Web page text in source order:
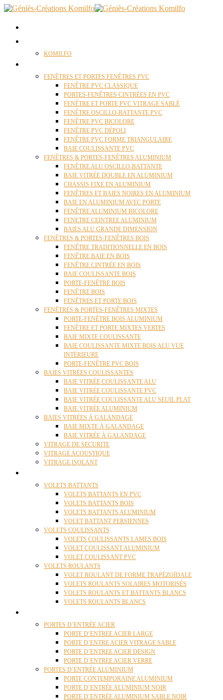
KOMILFO
FENÊTRES ET PORTES FENÊTRES PVC
FENÊTRE PVC CLASSIQUE
PORTES-FENÊTRES CINTRÉES EN PVC
FENÊTRE ET PORTE PVC VITRAGE SABLÉ
FENÊTRE OSCILLO-BATTANTE PVC
FENÊTRE PVC BICOLORE
FENÊTRE PVC DÉPOLI
FENÊTRE PVC FORME TRIANGULAIRE
BAIE COULISSANTE PVC
FENÊTRES & PORTES-FENÊTRES ALUMINIUM
FENÊTRE ALU OSCILLO-BATTANTE
BAIE VITRÉE DOUBLE EN ALUMINIUM
CHASSIS FIXE EN ALUMINIUM
FENÊTRES ET BAIES NOIRES EN ALUMINIUM
BAIE EN ALUMINIUM AVEC PORTE
FENÊTRE ALUMINIUM BICOLORE
FENETRE CEINTREE ALUMINIUM
BAIES ALU GRANDE DIMENSION
FENÊTRES & PORTES-FENÊTRES BOIS
FENÊTRE TRADITIONNELLE EN BOIS
FENÊTRE BAIE EN BOIS
FENÊTRE CINTRÉE EN BOIS
BAIE COULISSANTE BOIS
PORTE-FENÊTRE BOIS
FENÊTRE BOIS
FENÊTRES ET PORTE BOIS
FENÊTRES & PORTES-FENÊTRES MIXTES
PORTE-FENÊTRE BOIS ALUMINIUM
FENÊTRE ET PORTE MIXTES VERTES
BAIE MIXTE COULISSANTE
BAIE COULISSANTE MIXTE BOIS ALU VUE
INTÉRIEURE
PORTE-FENÊTRE PVC BOIS
BAIES VITRÉES COULISSANTES
BAIE VITRÉE COULISSANTE ALU
BAIE VITRÉE COULISSANTE PVC
BAIE VITRÉE COULISSANTE ALU SEUIL PLAT
BAIE VITRÉE ALUMINIUM
BAIES VITRÉES À GALANDAGE
BAIE MIXTE À GALANDAGE
BAIE VITRÉE À GALANDAGE
VITRAGE DE SECURITE
VITRAGE ACOUSTIQUE
VITRAGE ISOLANT
VOLETS BATTANTS
VOLETS BATTANTS EN PVC
VOLETS BATTANTS BOIS
VOLETS BATTANTS ALUMINIUM
VOLET BATTANT PERSIENNES
VOLETS COULISSANTS
VOLETS COULISSANTS LAMES BOIS
VOLET COULISSANT ALUMINIUM
VOLET COULISSANT PVC
VOLETS ROULANTS
VOLET ROULANT DE FORME TRAPÉZOÏDALE
VOLETS ROULANTS SOLAIRES MOTORISÉS
VOLETS ROULANTS ET BATTANTS BLANCS
VOLETS ROULANTS BLANCS
PORTES D’ENTRÉE ACIER
PORTE D’ENTREE ACIER LARGE
PORTE D’ENTRE ACIER VITRAGE SABLE
PORTE D’ENTREE ACIER DESIGN
PORTE D’ENTREE ACIER VERRE
PORTES D’ENTRÉE ALUMINIUM
PORTE CONTEMPORAINE ALUMINIUM
PORTE D’ENTRÉE ALUMINIUM NOIR
PORTE D’ENTRÉE ALUMINIUM SABLE NOIR